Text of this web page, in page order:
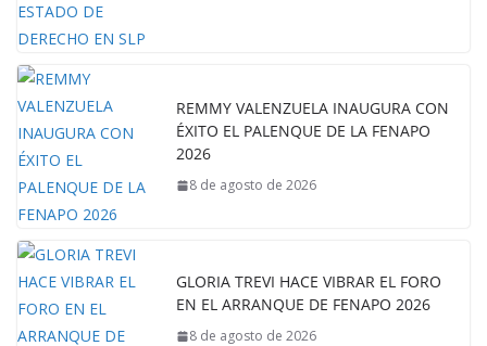
REMMY VALENZUELA INAUGURA CON
ÉXITO EL PALENQUE DE LA FENAPO
2026
8 de agosto de 2026
GLORIA TREVI HACE VIBRAR EL FORO
EN EL ARRANQUE DE FENAPO 2026
8 de agosto de 2026